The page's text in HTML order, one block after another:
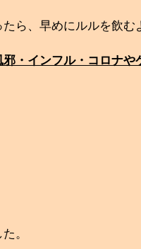
ら、早めにルルを飲む
・インフル・コロナ
。